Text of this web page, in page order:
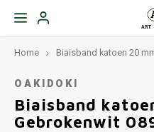
Home Biaisband katoen 20
OAKIDOKI
Biaisband
Gebrokenwit